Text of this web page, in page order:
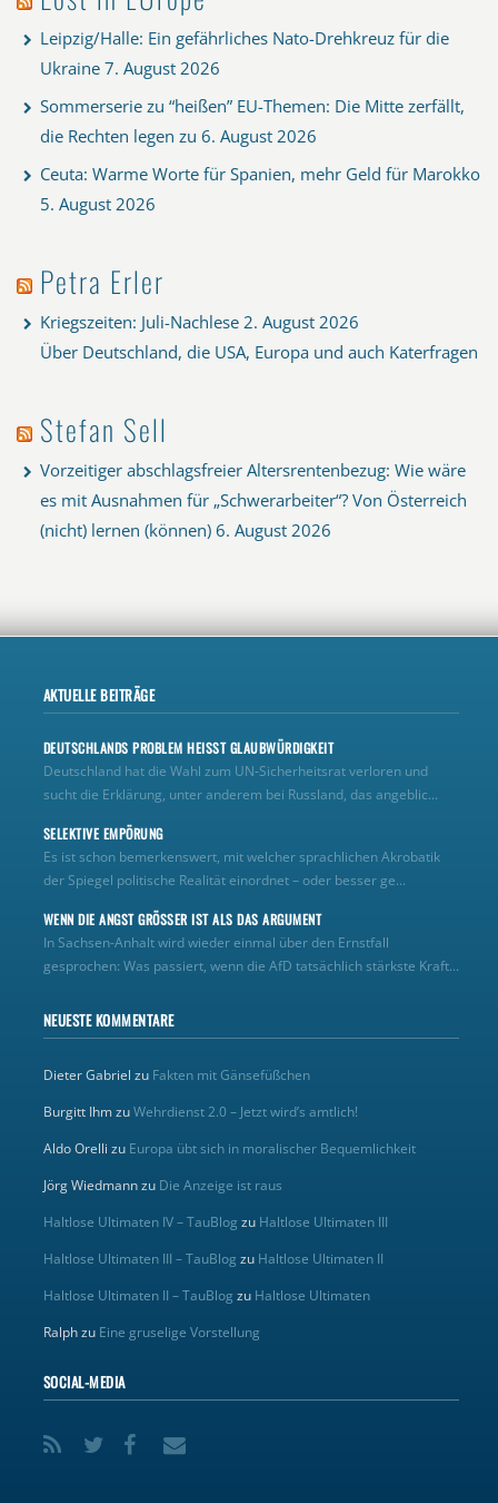
Leipzig/Halle: Ein gefährliches Nato-Drehkreuz für die
Ukraine 7. August 2026
Sommerserie zu “heißen” EU-Themen: Die Mitte zerfällt,
die Rechten legen zu 6. August 2026
Ceuta: Warme Worte für Spanien, mehr Geld für Marokko
5. August 2026
Petra Erler
Kriegszeiten: Juli-Nachlese 2. August 2026
Über Deutschland, die USA, Europa und auch Katerfragen
Stefan Sell
Vorzeitiger abschlagsfreier Altersrentenbezug: Wie wäre
es mit Ausnahmen für „Schwerarbeiter“? Von Österreich
(nicht) lernen (können) 6. August 2026
AKTUELLE BEITRÄGE
DEUTSCHLANDS PROBLEM HEISST GLAUBWÜRDIGKEIT
Deutschland hat die Wahl zum UN‑Sicherheitsrat verloren und
sucht die Erklärung, unter anderem bei Russland, das angeblic...
SELEKTIVE EMPÖRUNG
Es ist schon bemerkenswert, mit welcher sprachlichen Akrobatik
der Spiegel politische Realität einordnet – oder besser ge...
WENN DIE ANGST GRÖSSER IST ALS DAS ARGUMENT
In Sachsen-Anhalt wird wieder einmal über den Ernstfall
gesprochen: Was passiert, wenn die AfD tatsächlich stärkste Kraft...
NEUESTE KOMMENTARE
Dieter Gabriel zu Fakten mit Gänsefüßchen
Burgitt IhmzuWehrdienst 2.0 – Jetzt wird’s amtlich!
Aldo Orelli zu Europa übt sich in moralischer Bequemlichkeit
Jörg Wiedmannzu Die Anzeige ist raus
Haltlose Ultimaten IV – TauBlog zu Haltlose Ultimaten III
Haltlose Ultimaten III – TauBlog zu Haltlose Ultimaten II
Haltlose Ultimaten II – TauBlog zu Haltlose Ultimaten
Ralphzu Eine gruselige Vorstellung
SOCIAL-MEDIA